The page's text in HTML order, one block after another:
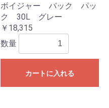
ボイジャー バック パッ
ク 30L グレー
￥18,315
数量
カートに入れる